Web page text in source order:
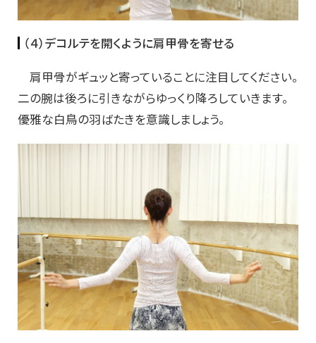
（４）デコルテを開くように肩甲骨を寄せる
肩甲骨がギュッと寄っていることに注目してください。
二の腕は後ろに引きながらゆっくり降ろしていきます。
優雅な白鳥の羽ばたきを意識しましょう。